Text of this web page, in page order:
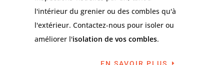
l'intérieur du grenier ou des combles qu'à
l'extérieur. Contactez-nous pour isoler ou
améliorer l'isolation de vos combles.